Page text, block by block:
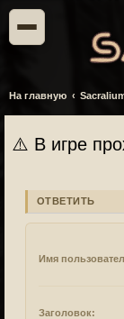
На главную
⚠️ В игре
ОТВЕТИТЬ
Имя
Заголовок: